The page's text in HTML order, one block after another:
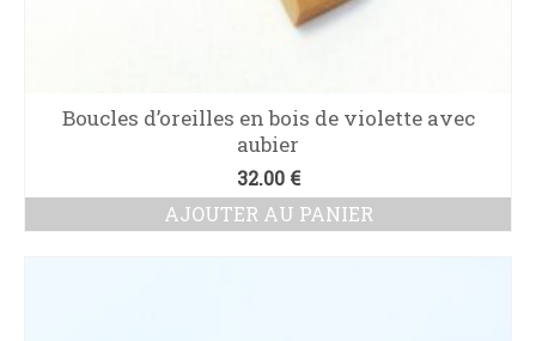
Boucles d’oreilles en bois de violette avec
aubier
32.00 €
AJOUTER AU PANIER